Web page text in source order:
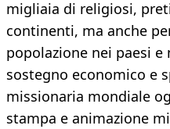
migliaia di religiosi,
continenti, ma anche
popolazione nei paesi
sostegno economico e
missionaria mondiale
stampa e animazione